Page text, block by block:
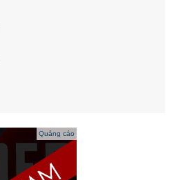
Quảng cáo